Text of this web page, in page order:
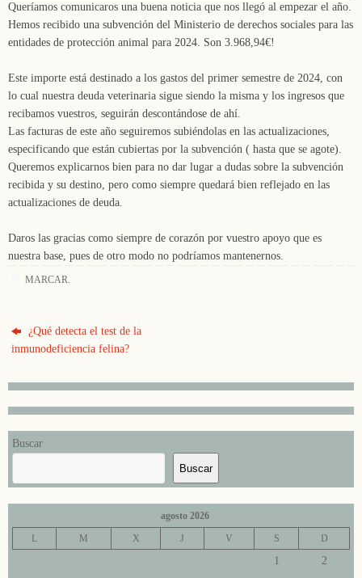
Queríamos comunicaros una buena noticia que nos llegó al empezar el año.
Hemos recibido una subvención del Ministerio de derechos sociales para las
entidades de protección animal para 2024. Son 3.968,94€!
Este importe está destinado a los gastos del primer semestre de 2024, con
lo cual nuestra deuda veterinaria sigue siendo la misma y los ingresos que
recibamos vuestros, seguirán descontándose de ahí.
Las facturas de este año seguiremos subiéndolas en las actualizaciones,
especificando que están cubiertas por la subvención ( hasta que se agote).
Queremos explicarnos bien para no dar lugar a dudas sobre la subvención
recibida y su destino, pero como siempre quedará bien reflejado en las
actualizaciones de deuda.
Daros las gracias como siempre de corazón por vuestro apoyo que es
nuestra base, pues de otro modo no podríamos mantenernos.
MARCAR.
¿Qué detecta el test de la
inmunodeficiencia felina?
Buscar
Buscar
agosto 2026
L
M X J V S D
1
2